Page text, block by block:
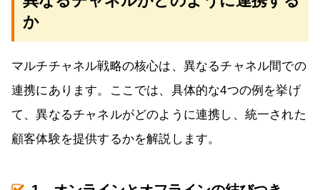
か
マルチチャネル戦略の核心は、異なるチャネル間での
連携にあります。ここでは、具体的な4つの例を挙げ
て、異なるチャネルがどのように連携し、統一された
顧客体験を提供するかを解説します。